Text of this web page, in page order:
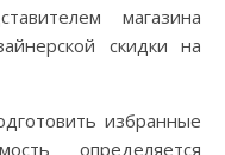
магазина
скидки на
избранные
определяется